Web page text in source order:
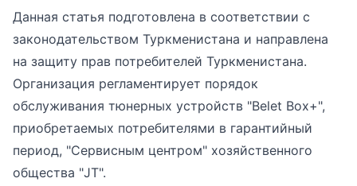
Данная статья подготовлена ​​в соответствии с
законодательством Туркменистана и направлена ​​
на защиту прав потребителей Туркменистана.
Организация регламентирует порядок
обслуживания тюнерных устройств "Belet Box+",
приобретаемых потребителями в гарантийный
период, "Сервисным центром" хозяйственного
общества "JT".